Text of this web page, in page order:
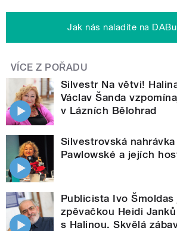
Jak nás naladíte na DABu
VÍCE Z POŘADU
Silvestr Na větvi!
Václav Šanda
v Lázních Bělohrad
Silvestrovská
Pawlowské a jejích
Publicista Ivo
zpěvačkou Heidi
s Halinou. Skvělá